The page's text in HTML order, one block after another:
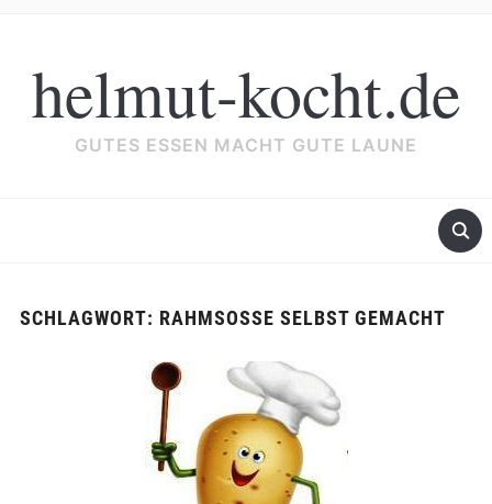
helmut-kocht.de
GUTES ESSEN MACHT GUTE LAUNE
SCHLAGWORT: RAHMSOSSE SELBST GEMACHT